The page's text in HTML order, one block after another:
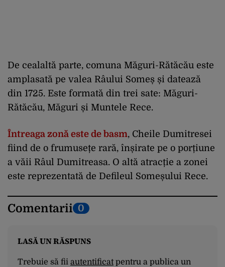
De cealaltă parte, comuna Măguri-Rătăcău este
amplasată pe valea Râului Someș și datează
din 1725. Este formată din trei sate: Măguri-
Rătăcău, Măguri și Muntele Rece.
Întreaga zonă este de basm, Cheile Dumitresei
fiind de o frumusețe rară, înșirate pe o porțiune
a văii Râul Dumitreasa. O altă atracție a zonei
este reprezentată de Defileul Someșului Rece.
Comentarii 0
LASĂ UN RĂSPUNS
Trebuie să fii autentificatpentru a publica un